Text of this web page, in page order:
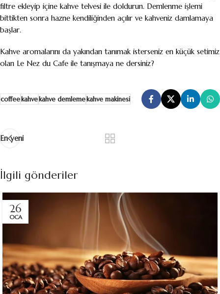
filtre ekleyip içine kahve telvesi ile doldurun. Demlenme işlemi
bittikten sonra hazne kendiliğinden açılır ve kahveniz damlamaya
başlar.
Kahve aromalarını da yakından tanımak isterseniz en küçük setimiz
olan Le Nez du Cafe ile tanışmaya ne dersiniz?
coffeekahvekahve demlemekahve makinesi
En yeni
İlgili gönderiler
26
OCA